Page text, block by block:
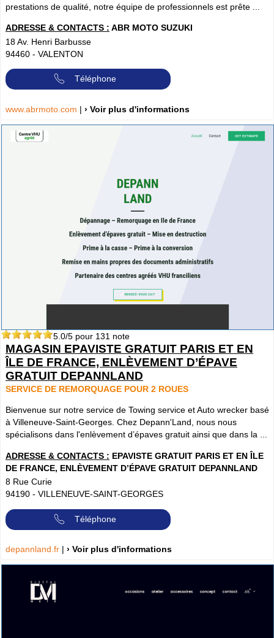
prestations de qualité, notre équipe de professionnels est prête ...
ADRESSE & CONTACTS : ABR MOTO SUZUKI
18 Av. Henri Barbusse
94460 - VALENTON
Téléphone
www.abrmoto.com | › Voir plus d'informations
5.0/5 pour 131 note
MAGASIN EPAVISTE GRATUIT PARIS ET EN
ÎLE DE FRANCE, ENLÈVEMENT D’ÉPAVE
GRATUIT DEPANNLAND
SERVICE DE REMORQUAGE POUR 2 ROUES
Bienvenue sur notre service de Towing service et Auto wrecker basé
à Villeneuve-Saint-Georges. Chez Depann'Land, nous nous
spécialisons dans l'enlèvement d’épaves gratuit ainsi que dans la ...
ADRESSE & CONTACTS : EPAVISTE GRATUIT PARIS ET EN ÎLE
DE FRANCE, ENLÈVEMENT D’ÉPAVE GRATUIT DEPANNLAND
8 Rue Curie
94190 - VILLENEUVE-SAINT-GEORGES
Téléphone
depannland.fr | › Voir plus d'informations